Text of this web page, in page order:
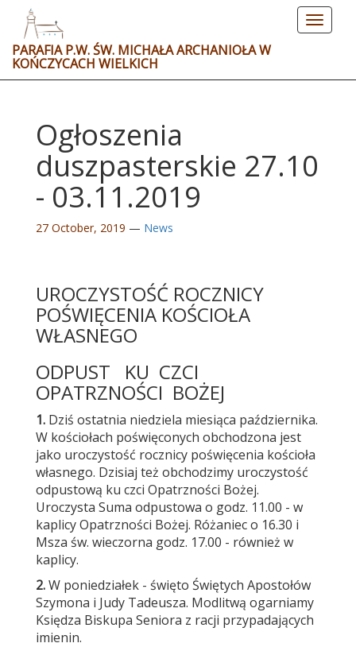
Toggle
PARAFIA P.W. ŚW. MICHAŁA ARCHANIOŁA W
KOŃCZYCACH WIELKICH
Ogłoszenia
duszpasterskie 27.10
- 03.11.2019
27 October, 2019 — News
UROCZYSTOŚĆ ROCZNICY
POŚWIĘCENIA KOŚCIOŁA
WŁASNEGO
ODPUST KU CZCI
OPATRZNOŚCI BOŻEJ
1. Dziś ostatnia niedziela miesiąca października.
W kościołach poświęconych obchodzona jest
jako uroczystość rocznicy poświęcenia kościoła
własnego. Dzisiaj też obchodzimy uroczystość
odpustową ku czci Opatrzności Bożej.
Uroczysta Suma odpustowa o godz. 11.00 - w
kaplicy Opatrzności Bożej. Różaniec o 16.30 i
Msza św. wieczorna godz. 17.00 - również w
kaplicy.
2.W poniedziałek - święto Świętych Apostołów
Szymona i Judy Tadeusza. Modlitwą ogarniamy
Księdza Biskupa Seniora z racji przypadających
imienin.